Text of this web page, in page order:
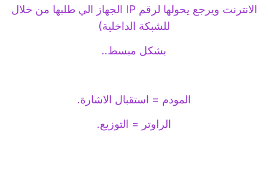
الانترنت ويرجع يحولها لرقم IP الجهاز الي طلبها من خلال
للشبكة الداخلية)
بشكل مبسط..
المودم = استقبال الاشارة.
الراوتر = التوزيع.